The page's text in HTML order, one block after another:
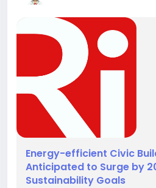
Energy-efficient Civic
Anticipated to Surge by
Sustainability Goals